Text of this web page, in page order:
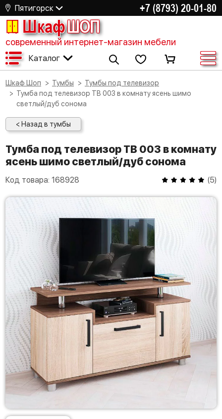
Пятигорск +7 (8793) 20-01-80
ШкафШОП
современный интернет-магазин мебели
Каталог
Шкаф Шоп Тумбы
Тумбы под телевизор
Тумба под телевизор ТВ 003 в комнату ясень шимо
светлый/дуб сонома
< Назад в тумбы
Тумба под телевизор ТВ 003 в комнату
ясень шимо светлый/дуб сонома
Код товара: 168928 (5)